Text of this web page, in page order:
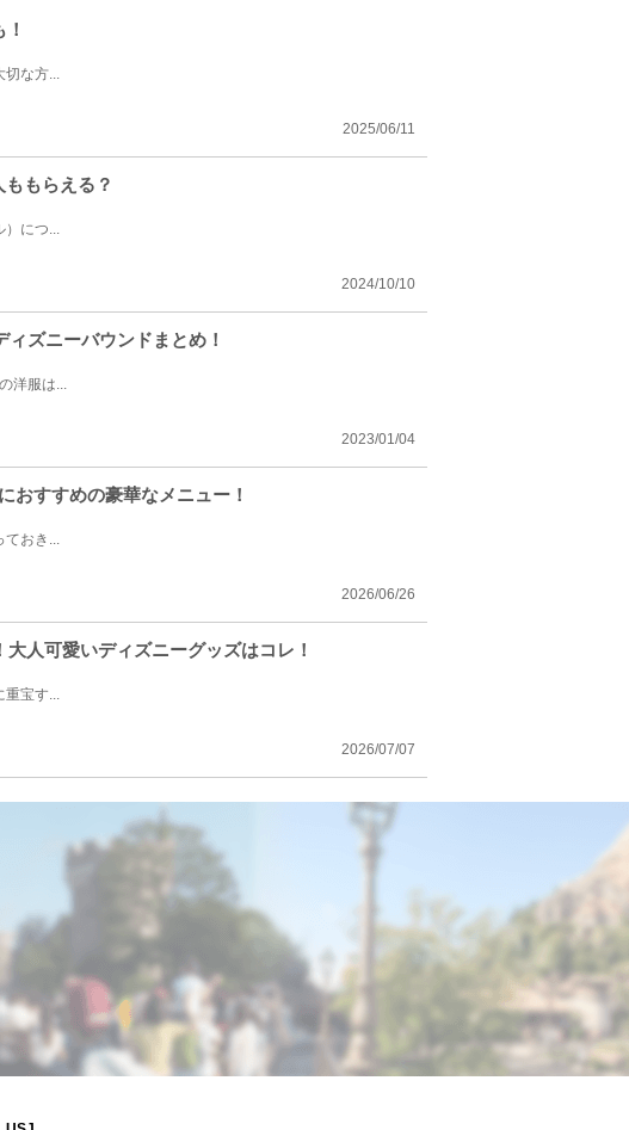
切な方...
2025/06/11
もらえる？
）につ...
2024/10/10
ズニーバウンドまとめ！
洋服は...
2023/01/04
おすすめの豪華なメニュー！
ておき...
2026/06/26
人可愛いディズニーグッズはコレ！
重宝す...
2026/07/07